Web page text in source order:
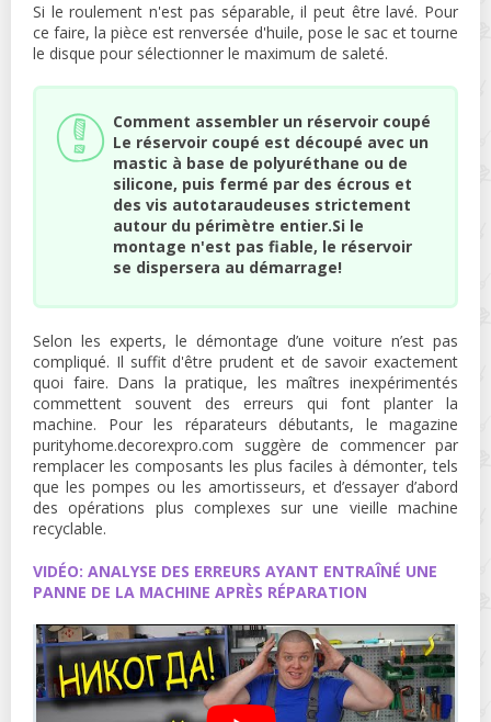
Si le roulement n'est pas séparable, il peut être lavé. Pour
ce faire, la pièce est renversée d'huile, pose le sac et tourne
le disque pour sélectionner le maximum de saleté.
Comment assembler un réservoir coupé
Le réservoir coupé est découpé avec un
mastic à base de polyuréthane ou de
silicone, puis fermé par des écrous et
des vis autotaraudeuses strictement
autour du périmètre entier.Si le
montage n'est pas fiable, le réservoir
se dispersera au démarrage!
Selon les experts, le démontage d’une voiture n’est pas
compliqué. Il suffit d'être prudent et de savoir exactement
quoi faire. Dans la pratique, les maîtres inexpérimentés
commettent souvent des erreurs qui font planter la
machine. Pour les réparateurs débutants, le magazine
purityhome.decorexpro.com suggère de commencer par
remplacer les composants les plus faciles à démonter, tels
que les pompes ou les amortisseurs, et d’essayer d’abord
des opérations plus complexes sur une vieille machine
recyclable.
VIDÉO: ANALYSE DES ERREURS AYANT ENTRAÎNÉ UNE
PANNE DE LA MACHINE APRÈS RÉPARATION